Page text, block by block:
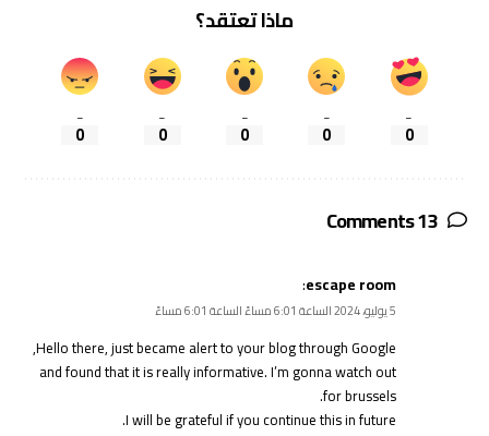
ماذا تعتقد؟
0
0
0
0
0
13 Comments
escape room
:
5 يوليو، 2024 الساعة 6:01 مساءً الساعة 6:01 مساءً
Hello there, just became alert to your blog through Google,
and found that it is really informative. I’m gonna watch out
for brussels.
I will be grateful if you continue this in future.